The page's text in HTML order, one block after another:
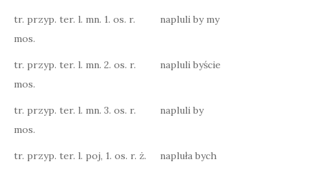
tr. przyp. ter. l. mn. 1. os. r.
mos.
napluli by my
tr. przyp. ter. l. mn. 2. os. r.
mos.
napluli byście
tr. przyp. ter. l. mn. 3. os. r.
mos.
napluli by
tr. przyp. ter. l. poj, 1. os. r. ż. napluła bych